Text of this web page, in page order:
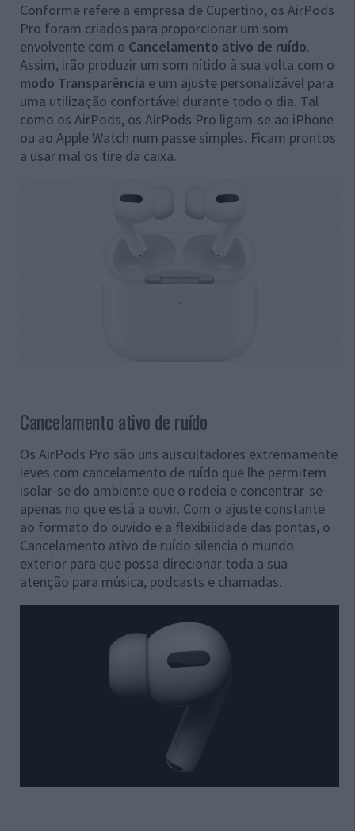
Conforme refere a empresa de Cupertino, os AirPods
Pro foram criados para proporcionar um som
envolvente com o Cancelamento ativo de ruído.
Assim, irão produzir um som nítido à sua volta com o
modo Transparência e um ajuste personalizável para
uma utilização confortável durante todo o dia. Tal
como os AirPods, os AirPods Pro ligam-se ao iPhone
ou ao Apple Watch num passe simples. Ficam prontos
a usar mal os tire da caixa.
Cancelamento ativo de ruído
Os AirPods Pro são uns auscultadores extremamente
leves com cancelamento de ruído que lhe permitem
isolar-se do ambiente que o rodeia e concentrar-se
apenas no que está a ouvir. Com o ajuste constante
ao formato do ouvido e a flexibilidade das pontas, o
Cancelamento ativo de ruído silencia o mundo
exterior para que possa direcionar toda a sua
atenção para música, podcasts e chamadas.